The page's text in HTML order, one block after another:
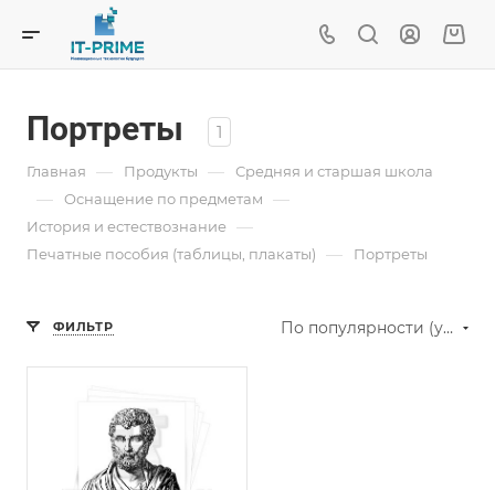
Портреты 1
Главная — Продукты — Средняя и старшая школа
— Oснащение по предметам —
История и естествознание —
Печатные пособия (таблицы, плакаты) — Портреты
ФИЛЬТР По популярности (убывание)